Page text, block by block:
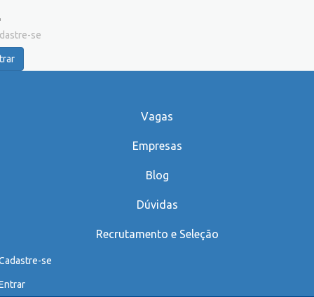
se
Vagas
Empresas
Blog
Dúvidas
Recrutamento e Seleção
se